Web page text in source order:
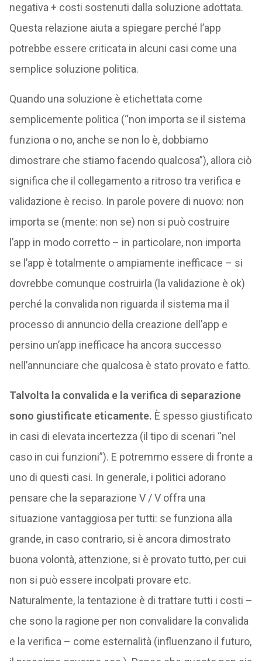
negativa + costi sostenuti dalla soluzione adottata.
Questa relazione aiuta a spiegare perché l’app
potrebbe essere criticata in alcuni casi come una
semplice soluzione politica.
Quando una soluzione è etichettata come
semplicemente politica (“non importa se il sistema
funziona o no, anche se non lo è, dobbiamo
dimostrare che stiamo facendo qualcosa”), allora ciò
significa che il collegamento a ritroso tra verifica e
validazione è reciso. In parole povere di nuovo: non
importa se (mente: non se) non si può costruire
l’app in modo corretto – in particolare, non importa
se l’app è totalmente o ampiamente inefficace – si
dovrebbe comunque costruirla (la validazione è ok)
perché la convalida non riguarda il sistema ma il
processo di annuncio della creazione dell’app e
persino un’app inefficace ha ancora successo
nell’annunciare che qualcosa è stato provato e fatto.
Talvolta la convalida e la verifica di separazione
sono giustificate eticamente. È spesso giustificato
in casi di elevata incertezza (il tipo di scenari “nel
caso in cui funzioni”). E potremmo essere di fronte a
uno di questi casi. In generale, i politici adorano
pensare che la separazione V / V offra una
situazione vantaggiosa per tutti: se funziona alla
grande, in caso contrario, si è ancora dimostrato
buona volontà, attenzione, si è provato tutto, per cui
non si può essere incolpati provare etc.
Naturalmente, la tentazione è di trattare tutti i costi –
che sono la ragione per non convalidare la convalida
e la verifica – come esternalità (influenzano il futuro,